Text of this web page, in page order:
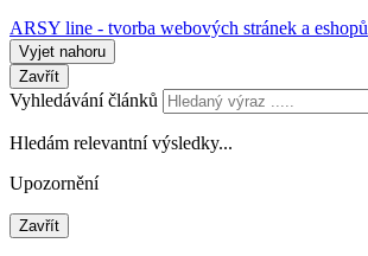
ARSY line - tvorba webových stránek a eshopů
Vyjet nahoru
Zavřít
Vyhledávání článků
Hledám relevantní výsledky...
Upozornění
Zavřít